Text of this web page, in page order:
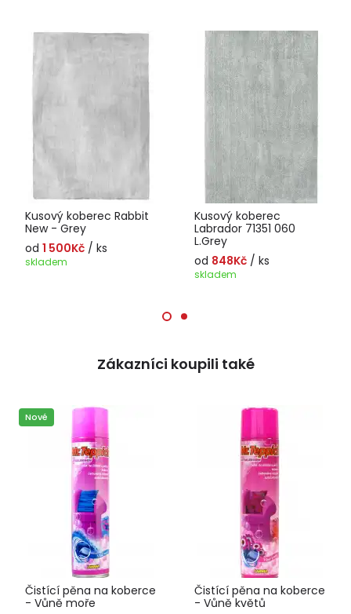
Kusový koberec Rabbit
New - Grey
od 1 500Kč / ks
skladem
Kusový koberec
Labrador 71351 060
L.Grey
od 848Kč / ks
skladem
Zákazníci koupili také
Čistící pěna na koberce
- Vůně moře
Nové
Čistící pěna na koberce
- Vůně květů